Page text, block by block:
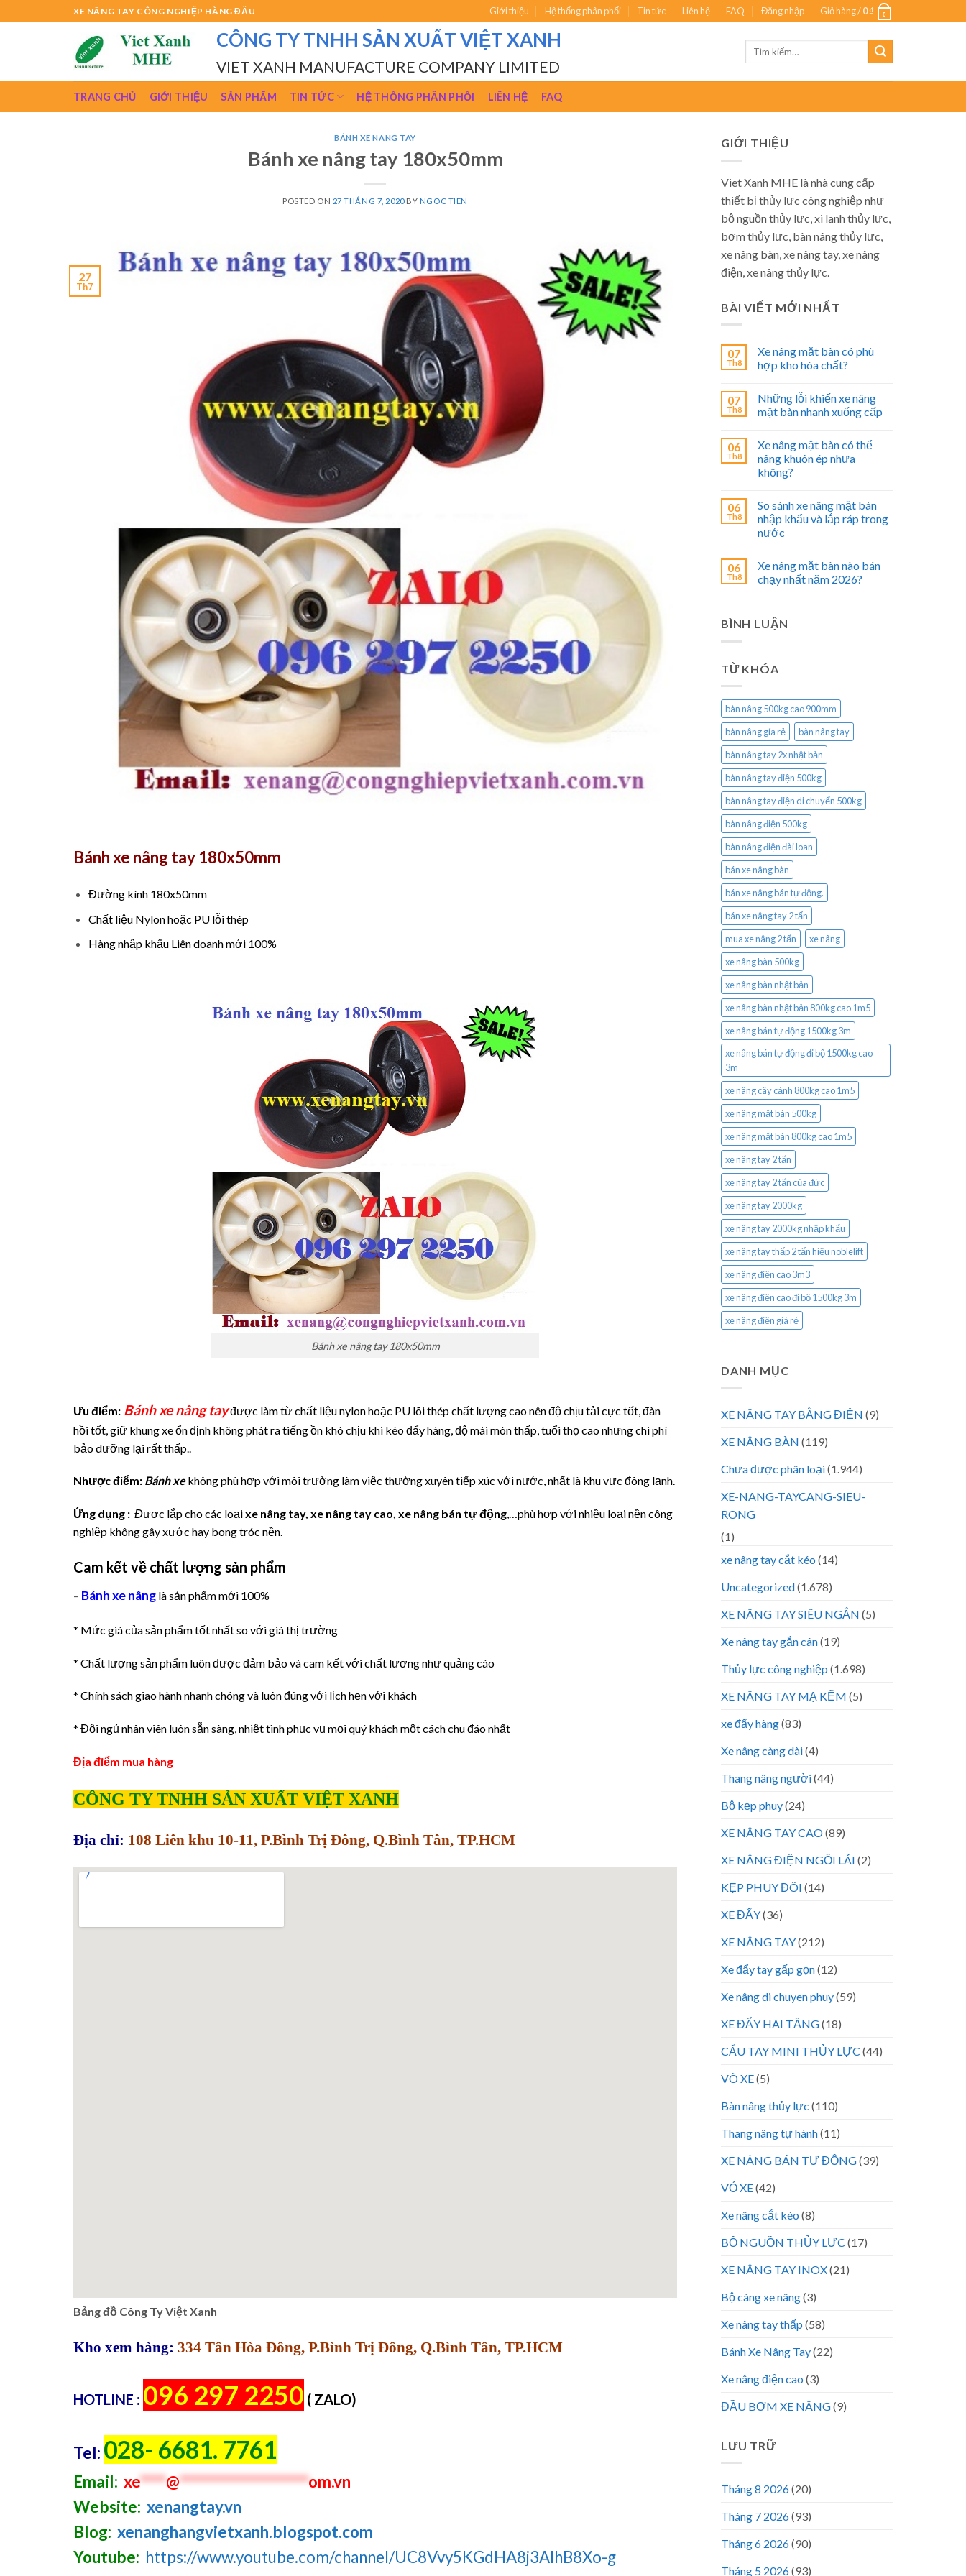
to
XE NÂNG TAY CÔNG NGHIỆP HÀNG ĐẦU Giới thiệu Hệ thống phân phối Tin tức Liên hệ FAQ Đăng nhập Giỏ hàng /0₫ 0
CÔNG TY TNHH SẢN XUẤT VIỆT XANH
VIET XANH MANUFACTURE COMPANY LIMITED
TRANG CHỦ GIỚI THIỆU SẢN PHẨM TIN TỨC HỆ THỐNG PHÂN PHỐI LIÊN HỆ FAQ
BÁNH XE NÂNG TAY
Bánh xe nâng tay 180x50mm
POSTED ON 27 THÁNG 7, 2020BY NGOC TIEN
27
Th7
Bánh xe nâng tay 180x50mm
Đường kính 180x50mm
Chất liệu Nylon hoặc PU lỗi thép
Hàng nhập khẩu Liên doanh mới 100%
Bánh xe nâng tay 180x50mm
Ưu điểm: Bánh xe nâng tayđược làm từ chất liệu nylon hoặc PU lõi thép chất lượng cao nên độ chịu tải cực tốt, đàn
hồi tốt, giữ khung xe ổn định không phát ra tiếng ồn khó chịu khi kéo đẩy hàng, độ mài mòn thấp, tuổi thọ cao nhưng chi phí
bảo dưỡng lại rất thấp..
Nhược điểm: Bánh xe không phù hợp với môi trường làm việc thường xuyên tiếp xúc với nước, nhất là khu vực đông lạnh.
Ứng dụng : Được lắp cho các loạixe nâng tay, xe nâng tay cao, xe nâng bán tự động,…phù hợp với nhiều loại nền công
nghiệp không gây xước hay bong tróc nền.
Cam kết về chất lượng sản phẩm
– Bánh xe nâng là sản phẩm mới 100%
* Mức giá của sản phẩm tốt nhất so với giá thị trường
* Chất lượng sản phẩm luôn được đảm bảo và cam kết với chất lương như quảng cáo
* Chính sách giao hành nhanh chóng và luôn đúng với lịch hẹn với khách
* Đội ngủ nhân viên luôn sẵn sàng, nhiệt tình phục vụ mọi quý khách một cách chu đáo nhất
Địa điểm mua hàng
CÔNG TY TNHH SẢN XUẤT VIỆT XANH
Địa chỉ: 108 Liên khu 10-11, P.Bình Trị Đông, Q.Bình Tân, TP.HCM
Bảng đồ Công Ty Việt Xanh
Kho xem hàng: 334 Tân Hòa Đông, P.Bình Trị Đông, Q.Bình Tân, TP.HCM
HOTLINE : 096 297 2250 ( ZALO)
Tel: 028- 6681. 7761
Email: xe****@********************om.vn
Website: xenangtay.vn
Blog: xenanghangvietxanh.blogspot.com
Youtube: https://www.youtube.com/channel/UC8Vvy5KGdHA8j3AIhB8Xo-g
GIỚI THIỆU
Viet Xanh MHE là nhà cung cấp
thiết bị thủy lực công nghiệp như
bộ nguồn thủy lực, xi lanh thủy lực,
bơm thủy lực, bàn nâng thủy lực,
xe nâng bàn, xe nâng tay, xe nâng
điện, xe nâng thủy lực.
BÀI VIẾT MỚI NHẤT
07
Th8
Xe nâng mặt bàn có phù
hợp kho hóa chất?
07
Th8
Những lỗi khiến xe nâng
mặt bàn nhanh xuống cấp
06
Th8
Xe nâng mặt bàn có thể
nâng khuôn ép nhựa
không?
06
Th8
So sánh xe nâng mặt bàn
nhập khẩu và lắp ráp trong
nước
06
Th8
Xe nâng mặt bàn nào bán
chạy nhất năm 2026?
BÌNH LUẬN
TỪ KHÓA
bàn nâng 500kg cao 900mm
bàn nâng gía rẻ
bàn nâng tay
bàn nâng tay 2x nhật bản
bàn nâng tay điện 500kg
bàn nâng tay điện di chuyển 500kg
bàn nâng điện 500kg
bàn nâng điện đài loan
bán xe nâng bàn
bán xe nâng bán tự động.
bán xe nâng tay 2 tấn
mua xe nâng 2 tấn
xe nâng
xe nâng bàn 500kg
xe nâng bàn nhật bản
xe nâng bàn nhật bản 800kg cao 1m5
xe nâng bán tự động 1500kg 3m
xe nâng bán tự động đi bộ 1500kg cao
3m
xe nâng cây cảnh 800kg cao 1m5
xe nâng mặt bàn 500kg
xe nâng mặt bàn 800kg cao 1m5
xe nâng tay 2 tấn
xe nâng tay 2 tấn của đức
xe nâng tay 2000kg
xe nâng tay 2000kg nhập khẩu
xe nâng tay thấp 2 tấn hiệu noblelift
xe nâng điện cao 3m3
xe nâng điện cao đi bộ 1500kg 3m
xe nâng điện giá rẻ
DANH MỤC
XE NÂNG TAY BẰNG ĐIỆN (9)
XE NÂNG BÀN (119)
Chưa được phân loại(1.944)
XE-NANG-TAYCANG-SIEU-
RONG
(1)
xe nâng tay cắt kéo (14)
Uncategorized(1.678)
XE NÂNG TAY SIÊU NGẮN (5)
Xe nâng tay gắn cân(19)
Thủy lực công nghiệp (1.698)
XE NÂNG TAY MẠ KẼM (5)
xe đẩy hàng(83)
Xe nâng càng dài(4)
Thang nâng người(44)
Bộ kẹp phuy(24)
XE NÂNG TAY CAO(89)
XE NÂNG ĐIỆN NGỒI LÁI (2)
KẸP PHUY ĐÔI (14)
XE ĐẨY(36)
XE NÂNG TAY(212)
Xe đẩy tay gấp gọn(12)
Xe nâng di chuyen phuy(59)
XE ĐẨY HAI TẦNG(18)
CẨU TAY MINI THỦY LỰC (44)
VÕ XE(5)
Bàn nâng thủy lực (110)
Thang nâng tự hành(11)
XE NÂNG BÁN TỰ ĐỘNG(39)
VỎ XE(42)
Xe nâng cắt kéo (8)
BỘ NGUỒN THỦY LỰC (17)
XE NÂNG TAY INOX(21)
Bộ càng xe nâng(3)
Xe nâng tay thấp (58)
Bánh Xe Nâng Tay(22)
Xe nâng điện cao (3)
ĐẦU BƠM XE NÂNG(9)
LƯU TRỮ
Tháng 8 2026(20)
Tháng 7 2026(93)
Tháng 6 2026(90)
Tháng 5 2026(93)